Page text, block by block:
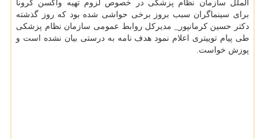
الملل سازمان نظام پزشکی در خصوص لزوم تهیه واکسن کرونا
برای سینماگران سبب بروز برخی حواشی شده بود که روز گذشته
دکتر حسین کرمانپور_ مدیرکل روابط عمومی سازمان نظام پزشکی
طی پیام توییتری اعلام نمود هدف نامه به درستی بیان نشده است و
پوزش خواست.